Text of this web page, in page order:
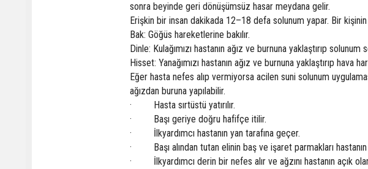
sonra beyinde geri dönüşümsüz hasar meydana gelir.
Erişkin bir insan dakikada 12–18 defa solunum yapar. Bir
Bak: Göğüs hareketlerine bakılır.
Dinle: Kulağımızı hastanın ağız ve burnuna yaklaştırıp solunum
Hisset: Yanağımızı hastanın ağız ve burnuna yaklaştırıp hava
Eğer hasta nefes alıp vermiyorsa acilen suni solunum
ağızdan buruna yapılabilir.
·
Hasta sırtüstü yatırılır.
·
Başı geriye doğru hafifçe itilir.
·
İlkyardımcı hastanın yan tarafına geçer.
·
Başı alından tutan elinin baş ve işaret parmakları
·
İlkyardımcı derin bir nefes alır ve ağzını hastanın